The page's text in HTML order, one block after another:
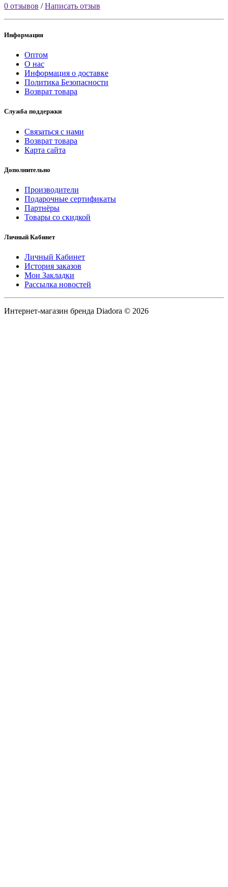
0 отзывов /Написать отзыв
Информация
Оптом
О нас
Информация о доставке
Политика Безопасности
Возврат товара
Служба поддержки
Связаться с нами
Возврат товара
Карта сайта
Дополнительно
Производители
Подарочные сертификаты
Партнёры
Товары со скидкой
Личный Кабинет
Личный Кабинет
История заказов
Мои Закладки
Рассылка новостей
Интернет-магазин бренда Diadora © 2026